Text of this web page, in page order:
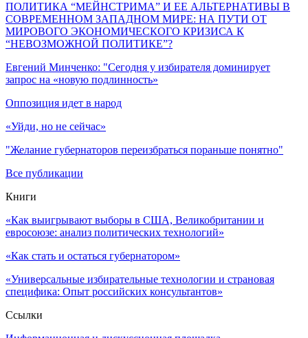
ПОЛИТИКА “МЕЙНСТРИМА” И ЕЕ АЛЬТЕРНАТИВЫ В
СОВРЕМЕННОМ ЗАПАДНОМ МИРЕ: НА ПУТИ ОТ
МИРОВОГО ЭКОНОМИЧЕСКОГО КРИЗИСА К
“НЕВОЗМОЖНОЙ ПОЛИТИКЕ”?
Евгений Минченко: "Сегодня у избирателя доминирует
запрос на «новую подлинность»
Оппозиция идет в народ
«Уйди, но не сейчас»
"Желание губернаторов переизбраться пораньше понятно"
Все публикации
Книги
«Как выигрывают выборы в США, Великобритании и
евросоюзе: анализ политических технологий»
«Как стать и остаться губернатором»
«Универсальные избирательные технологии и страновая
специфика: Опыт российских консультантов»
Ссылки